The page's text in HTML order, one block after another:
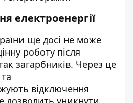
електроенергії
ще досі не може
роботу після
загарбників. Через це
відключення